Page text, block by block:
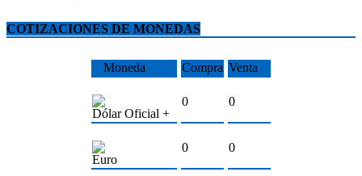
COTIZACIONES DE MONEDAS
Moneda Compra Venta
Dólar Oficial +
0 0
Euro
0 0